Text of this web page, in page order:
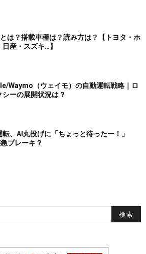
は？搭載車種は？読み方は？【トヨタ・ホ
日産・スズキ…】
Waymo（ウェイモ）の自動運転戦略｜ロ
シーの展開状況は？
転、AI丸投げに「ちょっと待ったー！」
急ブレーキ？